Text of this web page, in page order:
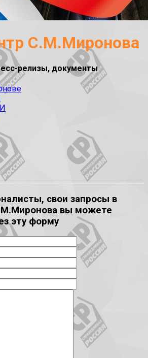
С.М.Миронова
релизы, документы
свои запросы в
вы можете
эту форму